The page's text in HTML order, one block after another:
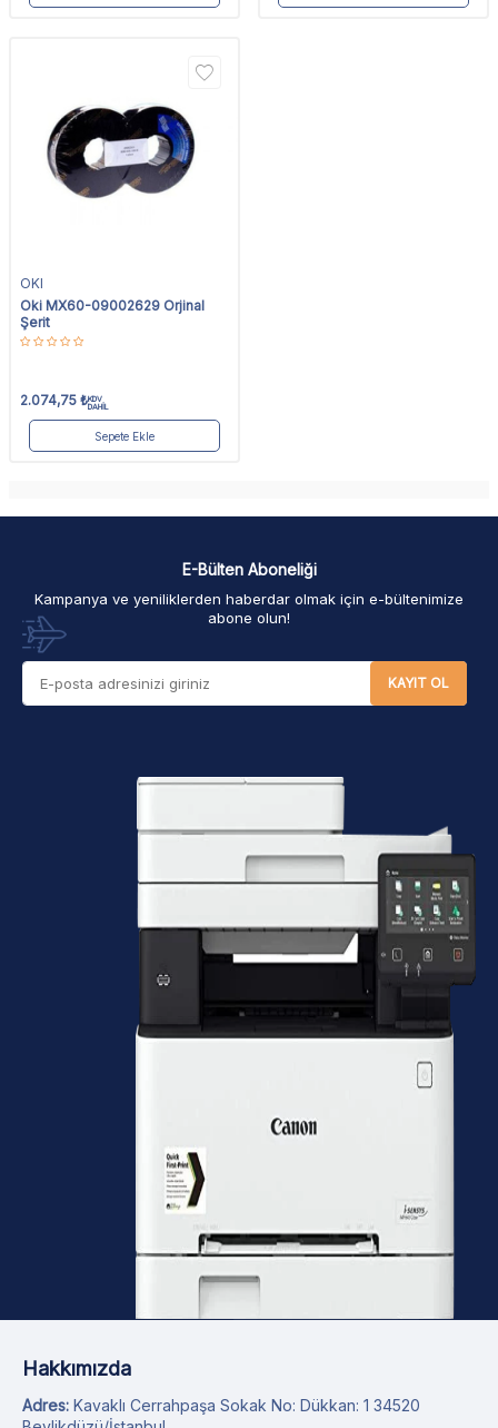
OKI
Oki MX60-09002629 Orjinal
Şerit
2.074,75 ₺KDV
DAHİL
Sepete Ekle
E-Bülten Aboneliği
Kampanya ve yeniliklerden haberdar olmak için e-bültenimize
abone olun!
KAYIT OL
Hakkımızda
Adres: Kavaklı Cerrahpaşa Sokak No: Dükkan: 1 34520